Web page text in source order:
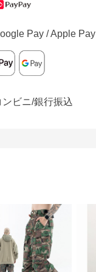
Pay / Apple Pay
ンビニ/銀行振込